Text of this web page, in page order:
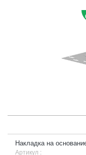
Накладка на
Артикул :